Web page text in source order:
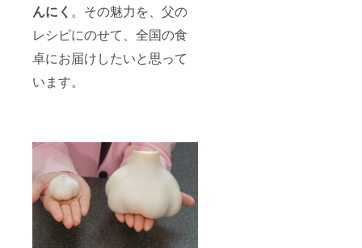
んにく 。その魅力を、父の
レシピにのせて、全国の食
卓にお届けしたいと思って
います。